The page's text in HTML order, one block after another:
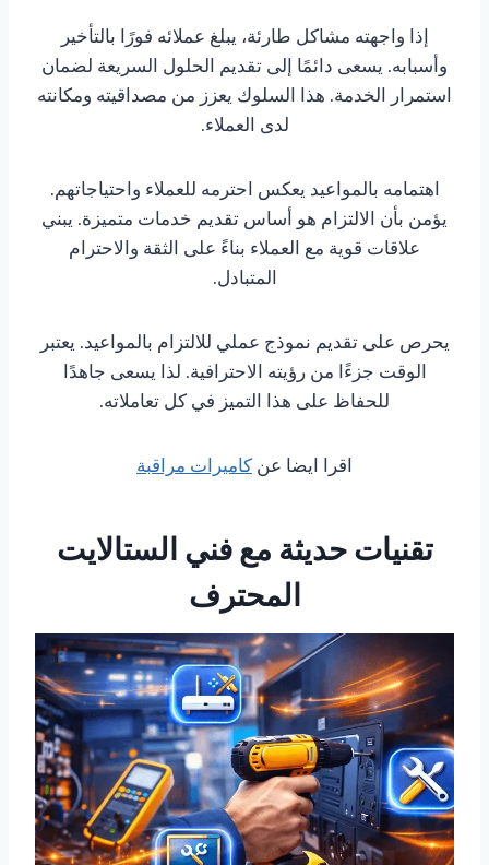
إذا واجهته مشاكل طارئة، يبلغ عملائه فورًا بالتأخير
وأسبابه. يسعى دائمًا إلى تقديم الحلول السريعة لضمان
استمرار الخدمة. هذا السلوك يعزز من مصداقيته ومكانته
لدى العملاء.
اهتمامه بالمواعيد يعكس احترمه للعملاء واحتياجاتهم.
يؤمن بأن الالتزام هو أساس تقديم خدمات متميزة. يبني
علاقات قوية مع العملاء بناءً على الثقة والاحترام
المتبادل.
يحرص على تقديم نموذج عملي للالتزام بالمواعيد. يعتبر
الوقت جزءًا من رؤيته الاحترافية. لذا يسعى جاهدًا
للحفاظ على هذا التميز في كل تعاملاته.
اقرا ايضا عنكاميرات مراقبة
تقنيات حديثة مع فني الستالايت
المحترف